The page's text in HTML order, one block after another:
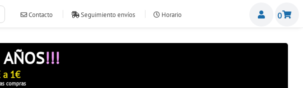
Contacto Seguimiento envíos Horario
ventas@ilevante.com
0
!!!
a 1€
compras